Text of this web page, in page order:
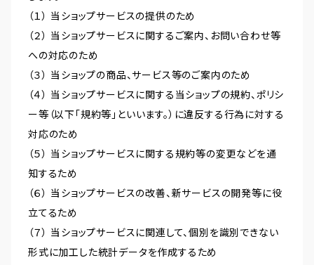
（１） 当ショップサービスの提供のため
（２） 当ショップサービスに関するご案内、お問い合わせ等
への対応のため
（３） 当ショップの商品、サービス等のご案内のため
（４） 当ショップサービスに関する当ショップの規約、ポリシ
ー等（以下「規約等」といいます。）に違反する行為に対する
対応のため
（５） 当ショップサービスに関する規約等の変更などを通
知するため
（６） 当ショップサービスの改善、新サービスの開発等に役
立てるため
（７） 当ショップサービスに関連して、個別を識別できない
形式に加工した統計データを作成するため